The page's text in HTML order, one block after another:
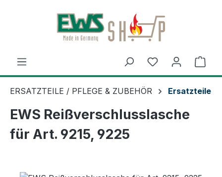
Zum Hauptinhalt springen
ERSATZTEILE / PFLEGE & ZUBEHÖR Ersatzteile
EWS Reißverschlusslasche
für Art. 9215, 9225